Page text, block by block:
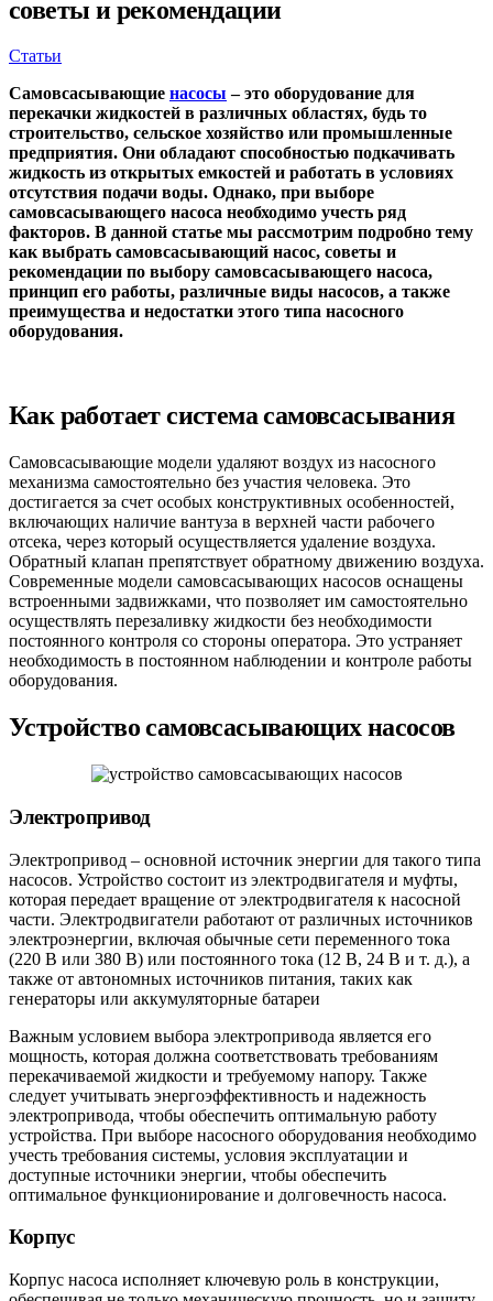
советы и рекомендации
Статьи
Самовсасывающие насосы – это оборудование для
перекачки жидкостей в различных областях, будь то
строительство, сельское хозяйство или промышленные
предприятия. Они обладают способностью подкачивать
жидкость из открытых емкостей и работать в условиях
отсутствия подачи воды. Однако, при выборе
самовсасывающего насоса необходимо учесть ряд
факторов. В данной статье мы рассмотрим подробно тему
как выбрать самовсасывающий насос, советы и
рекомендации по выбору самовсасывающего насоса,
принцип его работы, различные виды насосов, а также
преимущества и недостатки этого типа насосного
оборудования.
Как работает система самовсасывания
Самовсасывающие модели удаляют воздух из насосного
механизма самостоятельно без участия человека. Это
достигается за счет особых конструктивных особенностей,
включающих наличие вантуза в верхней части рабочего
отсека, через который осуществляется удаление воздуха.
Обратный клапан препятствует обратному движению воздуха.
Современные модели самовсасывающих насосов оснащены
встроенными задвижками, что позволяет им самостоятельно
осуществлять перезаливку жидкости без необходимости
постоянного контроля со стороны оператора. Это устраняет
необходимость в постоянном наблюдении и контроле работы
оборудования.
Устройство самовсасывающих насосов
Электропривод
Электропривод – основной источник энергии для такого типа
насосов. Устройство состоит из электродвигателя и муфты,
которая передает вращение от электродвигателя к насосной
части. Электродвигатели работают от различных источников
электроэнергии, включая обычные сети переменного тока
(220 В или 380 В) или постоянного тока (12 В, 24 В и т. д.), а
также от автономных источников питания, таких как
генераторы или аккумуляторные батареи
Важным условием выбора электропривода является его
мощность, которая должна соответствовать требованиям
перекачиваемой жидкости и требуемому напору. Также
следует учитывать энергоэффективность и надежность
электропривода, чтобы обеспечить оптимальную работу
устройства. При выборе насосного оборудования необходимо
учесть требования системы, условия эксплуатации и
доступные источники энергии, чтобы обеспечить
оптимальное функционирование и долговечность насоса.
Корпус
Корпус насоса исполняет ключевую роль в конструкции,